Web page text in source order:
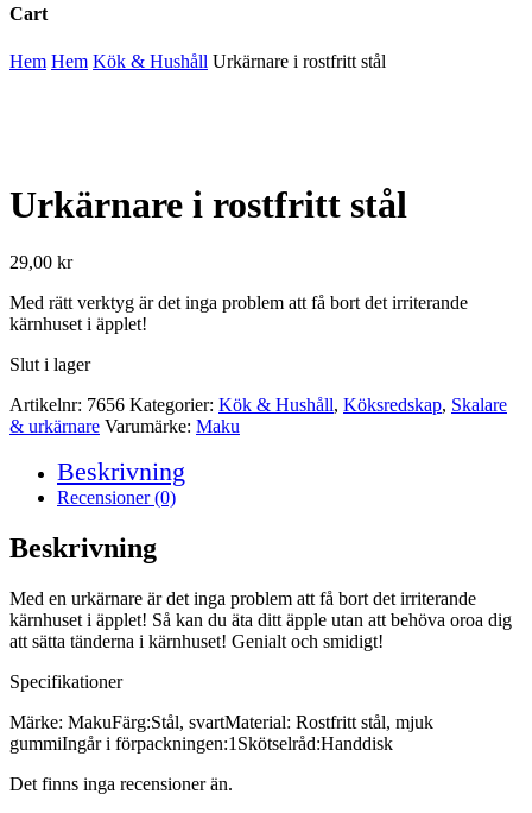
Cart
Close
Hem Hem Kök & Hushåll Urkärnare i rostfritt stål
Urkärnare i rostfritt stål
29,00 kr
Med rätt verktyg är det inga problem att få bort det irriterande
kärnhuset i äpplet!
Slut i lager
Artikelnr: 7656 Kategorier: Kök & Hushåll, Köksredskap, Skalare
& urkärnare Varumärke: Maku
Beskrivning
Recensioner (0)
Beskrivning
Med en urkärnare är det inga problem att få bort det irriterande
kärnhuset i äpplet! Så kan du äta ditt äpple utan att behöva oroa dig
att sätta tänderna i kärnhuset! Genialt och smidigt!
Specifikationer
Märke: MakuFärg:Stål, svartMaterial: Rostfritt stål, mjuk
gummiIngår i förpackningen:1Skötselråd:Handdisk
Det finns inga recensioner än.